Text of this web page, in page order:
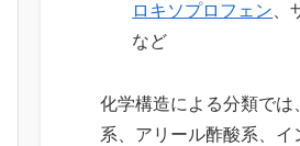
ロキソプロフェン
など
化学構造による分類では
系、アリール酢酸系、イ